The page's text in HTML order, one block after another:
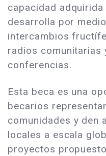
capacidad
desarrolla por
intercambios
radios comunitarias
conferencias.
Esta beca es una
becarios
comunidades y den
locales a escala
proyectos